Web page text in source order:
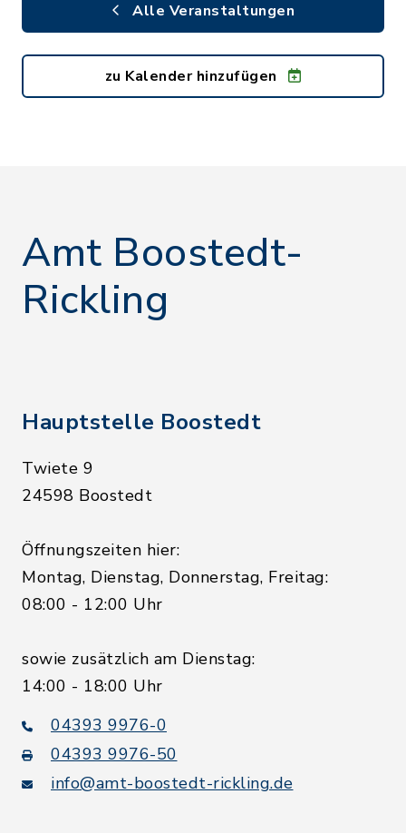
Alle Veranstaltungen
zu Kalender hinzufügen
Amt Boostedt-
Rickling
Hauptstelle Boostedt
Twiete 9
24598 Boostedt
Öffnungszeiten hier:
Montag, Dienstag, Donnerstag, Freitag:
08:00 - 12:00 Uhr
sowie zusätzlich am Dienstag:
14:00 - 18:00 Uhr
04393 9976-0
04393 9976-50
info@amt-boostedt-rickling.de